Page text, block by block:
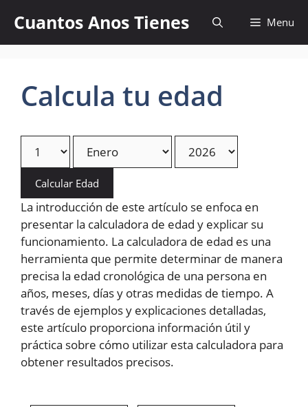
content
Cuantos Anos Tienes Menu
Calcula tu edad
Calcular Edad
La introducción de este artículo se enfoca en
presentar la calculadora de edad y explicar su
funcionamiento. La calculadora de edad es una
herramienta que permite determinar de manera
precisa la edad cronológica de una persona en
años, meses, días y otras medidas de tiempo. A
través de ejemplos y explicaciones detalladas,
este artículo proporciona información útil y
práctica sobre cómo utilizar esta calculadora para
obtener resultados precisos.